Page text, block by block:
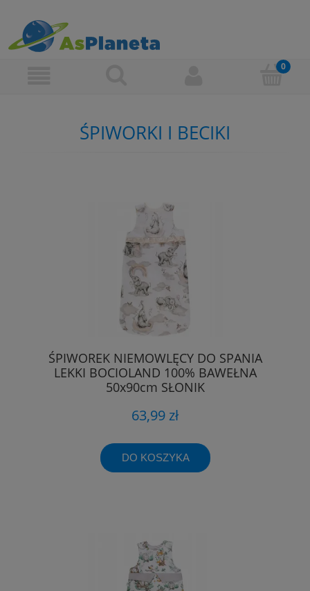
ŚPIWORKI I BECIKI
ŚPIWOREK NIEMOWLĘCY DO SPANIA
LEKKI BOCIOLAND 100% BAWEŁNA
50x90cm SŁONIK
63,99 zł
DO KOSZYKA